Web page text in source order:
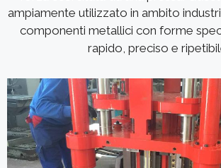
ampiamente utilizzato in ambito
componenti metallici con forme
rapido, preciso e